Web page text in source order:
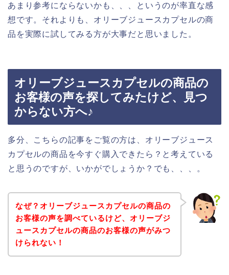
あまり参考にならないかも、、、というのが率直な感
想です。それよりも、オリーブジュースカプセルの商
品を実際に試してみる方が大事だと思いました。
オリーブジュースカプセルの商品の
お客様の声を探してみたけど、見つ
からない方へ♪
多分、こちらの記事をご覧の方は、オリーブジュース
カプセルの商品を今すぐ購入できたら？と考えている
と思うのですが、いかがでしょうか？でも、、、。
なぜ？オリーブジュースカプセルの商品の
お客様の声を調べているけど、オリーブジ
ュースカプセルの商品のお客様の声がみつ
けられない！